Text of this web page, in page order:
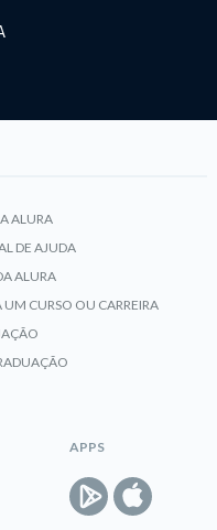
ALURA
DE AJUDA
ALURA
UM CURSO OU CARREIRA
APPS